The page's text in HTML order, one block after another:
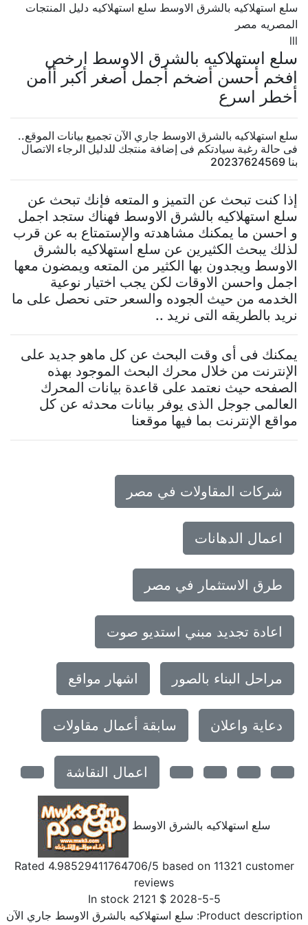
سلع استهلاكيه بالشرق الاوسط سلع استهلاكيه دليل المنتجات
المصريه مصر
سلع استهلاكيه بالشرق الاوسط ارخص
افخم أحسن أضخم أجمل أصغر أكبر أأمن
أخطر اسرع
سلع استهلاكيه بالشرق الاوسط جاري الآن تجميع بيانات الموقع..
فى حالة رغبة سيادتكم فى إضافة منتجك للدليل الرجاء الاتصال
بنا 20237624569
إذا كنت تبحث عن التميز و المتعه فإنك تبحث عن
سلع استهلاكيه بالشرق الاوسط فهناك ستجد اجمل
و احسن ما يمكنك مشاهدته والإستمتاع به عن قرب
لذلك يبحث الكثيرين عن سلع استهلاكيه بالشرق
الاوسط ويجدون بها الكثير من المتعه ويمضون معها
اجمل واحسن الاوقات لكن يجب اختيار نوعية
الخدمه من حيث الجوده والسعر حتى نحصل على ما
نريد بالطريقه التى نريد ..
يمكنك فى أى وقت البحث عن كل ماهو جديد على
الإنترنت من خلال محرك البحث الموجود بهذه
الصفحه حيث نعتمد على قاعدة بيانات المحرك
العالمى جوجل الذى يوفر بيانات محدثه عن كل
مواقع الإنترنت بما فيها موقعنا
شركات المقاولات في مصر
اعمال الدهانات
طرق الاستثمار في مصر
اعادة تجديد مبني استديو صوت
مراحل البناء بالصور اشهار مواقع
دعاية واعلان سابقة أعمال مقاولات
اعمال النقاشة
سلع استهلاكيه بالشرق الاوسط
Rated4.98529411764706/5 based on11321customer
reviews
2028-5-5
$
2121
In stock
Product سلع استهلاكيه بالشرق الاوسط جاري الآن